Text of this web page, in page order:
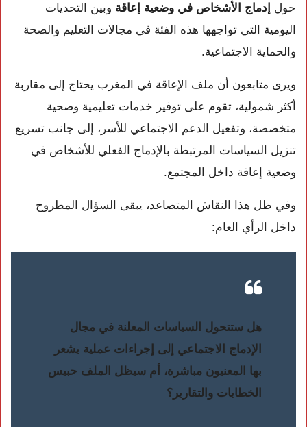
حول إدماج الأشخاص في وضعية إعاقة وبين التحديات
اليومية التي تواجهها هذه الفئة في مجالات التعليم والصحة
والحماية الاجتماعية.
ويرى متابعون أن ملف الإعاقة في المغرب يحتاج إلى مقاربة
أكثر شمولية، تقوم على توفير خدمات تعليمية وصحية
متخصصة، وتفعيل الدعم الاجتماعي للأسر، إلى جانب تسريع
تنزيل السياسات المرتبطة بالإدماج الفعلي للأشخاص في
وضعية إعاقة داخل المجتمع.
وفي ظل هذا النقاش المتصاعد، يبقى السؤال المطروح
داخل الرأي العام:
هل ستتحول السياسات المعلنة في مجال
الإدماج الاجتماعي إلى إجراءات عملية يشعر
بها المعنيون مباشرة، أم سيظل الملف حبيس
الخطابات والتقارير؟